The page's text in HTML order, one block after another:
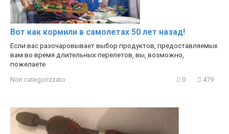
Вот как кормили в самолетах 50 лет назад!
Если вас разочаровывает выбор продуктов, предоставляемых
вам во время длительных перелетов, вы, возможно,
пожелаете
Non categorizzato 0 479